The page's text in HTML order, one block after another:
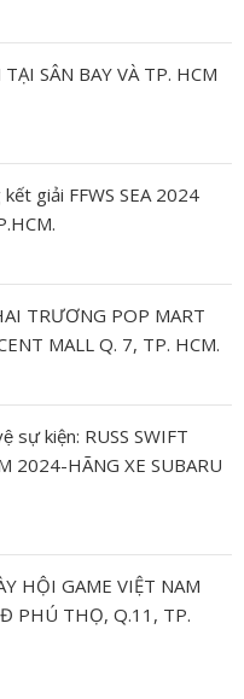
SÂN BAY VÀ TP. HCM
giải FFWS SEA 2024
TRƯƠNG POP MART
MALL Q. 7, TP. HCM.
kiện: RUSS SWIFT
2024-HÃNG XE SUBARU
HỘI GAME VIỆT NAM
PHÚ THỌ, Q.11, TP.